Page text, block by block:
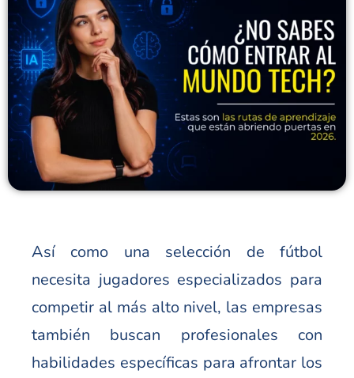
Así como una selección de fútbol
necesita jugadores especializados para
competir al más alto nivel, las empresas
también buscan profesionales con
habilidades específicas para afrontar los